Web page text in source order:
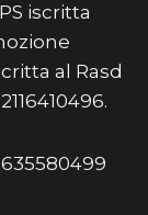
iscritta
al Rasd